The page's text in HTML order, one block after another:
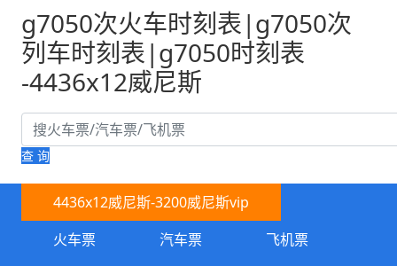
g7050次火车时刻表|g7050次
列车时刻表|g7050时刻表
-4436x12威尼斯
查 询
4436x12威尼斯-3200威尼斯vip
火车票
汽车票
飞机票